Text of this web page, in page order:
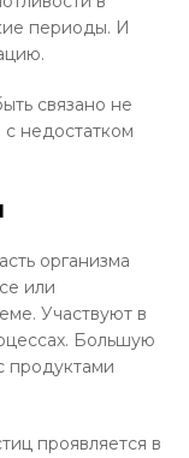
периоды. И
связано не
недостатком
организма
или
Участвуют в
Большую
продуктами
проявляется в